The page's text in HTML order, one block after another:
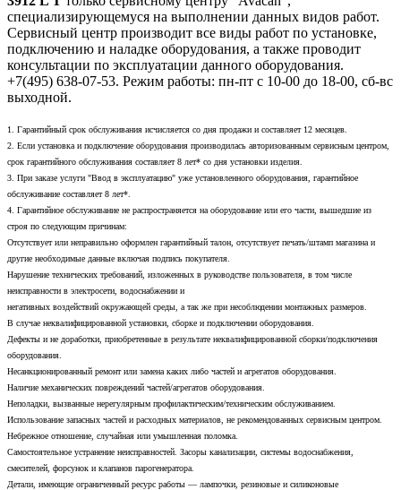
специализирующемуся на выполнении данных видов работ.
Сервисный центр производит все виды работ по установке,
подключению и наладке оборудования, а также проводит
консультации по эксплуатации данного оборудования.
+7(495) 638-07-53. Режим работы: пн-пт с 10-00 до 18-00, сб-вс
выходной.
1. Гарантийный срок обслуживания исчисляется со дня продажи и составляет 12 месяцев.
2. Если установка и подключение оборудования производилась авторизованным сервисным центром,
срок гарантийного обслуживания составляет 8 лет* со дня установки изделия.
3. При заказе услуги "Ввод в эксплуатацию" уже установленного оборудования, гарантийное
обслуживание составляет 8 лет*.
4. Гарантийное обслуживание не распространяется на оборудование или его части, вышедшие из
строя по следующим причинам:
Отсутствует или неправильно оформлен гарантийный талон, отсутствует печать/штамп магазина и
другие необходимые данные включая подпись покупателя.
Нарушение технических требований, изложенных в руководстве пользователя, в том числе
неисправности в электросети, водоснабжении и
негативных воздействий окружающей среды, а так же при несоблюдении монтажных размеров.
В случае неквалифицированной установки, сборке и подключении оборудования.
Дефекты и не доработки, приобретенные в результате неквалифицированной сборки/подключения
оборудования.
Несанкционированный ремонт или замена каких либо частей и агрегатов оборудования.
Наличие механических повреждений частей/агрегатов оборудования.
Неполадки, вызванные нерегулярным профилактическим/техническим обслуживанием.
Использование запасных частей и расходных материалов, не рекомендованных сервисным центром.
Небрежное отношение, случайная или умышленная поломка.
Самостоятельное устранение неисправностей. Засоры канализации, системы водоснабжения,
смесителей, форсунок и клапанов парогенератора.
Детали, имеющие ограниченный ресурс работы — лампочки, резиновые и силиконовые